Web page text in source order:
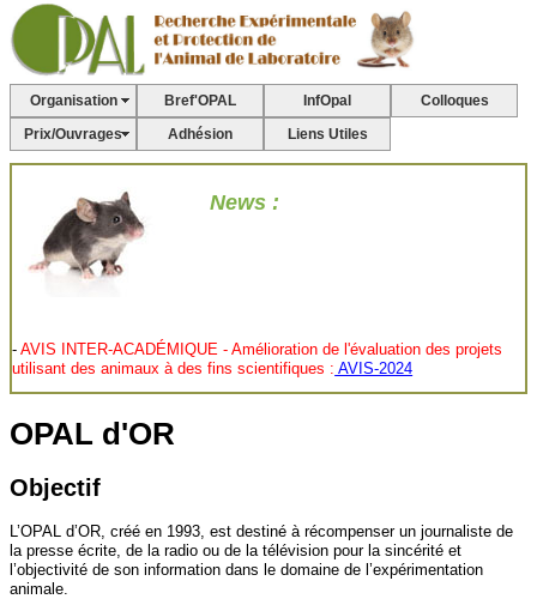
Organisation Bref'OPAL InfOpal
Colloques
Prix/Ouvrages
Adhésion Liens Utiles
News :
- AVIS INTER-ACADÉMIQUE - Amélioration de l'évaluation des projets
utilisant des animaux à des fins scientifiques : AVIS-2024
Article du FC3R
nationale pour la protection des animaux utilisés à des fins scientifiques"
concernant les procédures ou actes sans réveil"Sans Réveil;
"Recommandation concernant le tutorat"Tutorat
-L’OPAL récompense les 10 prochaines Short Notes acceptées.
OPAL d'OR
Objectif
L’OPAL d’OR, créé en 1993, est destiné à récompenser un journaliste de
la presse écrite, de la radio ou de la télévision pour la sincérité et
l’objectivité de son information dans le domaine de l’expérimentation
animale.